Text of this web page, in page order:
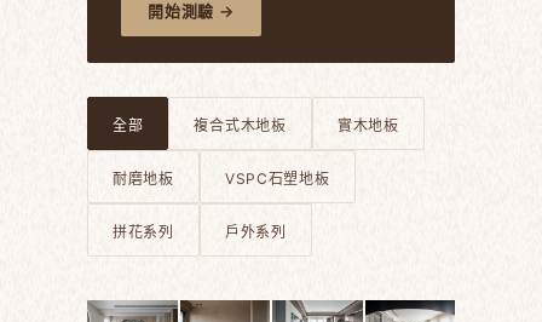
開始測驗 →
全部 複合式木地板 實木地板
耐磨地板 VSPC石塑地板
拼花系列 戶外系列